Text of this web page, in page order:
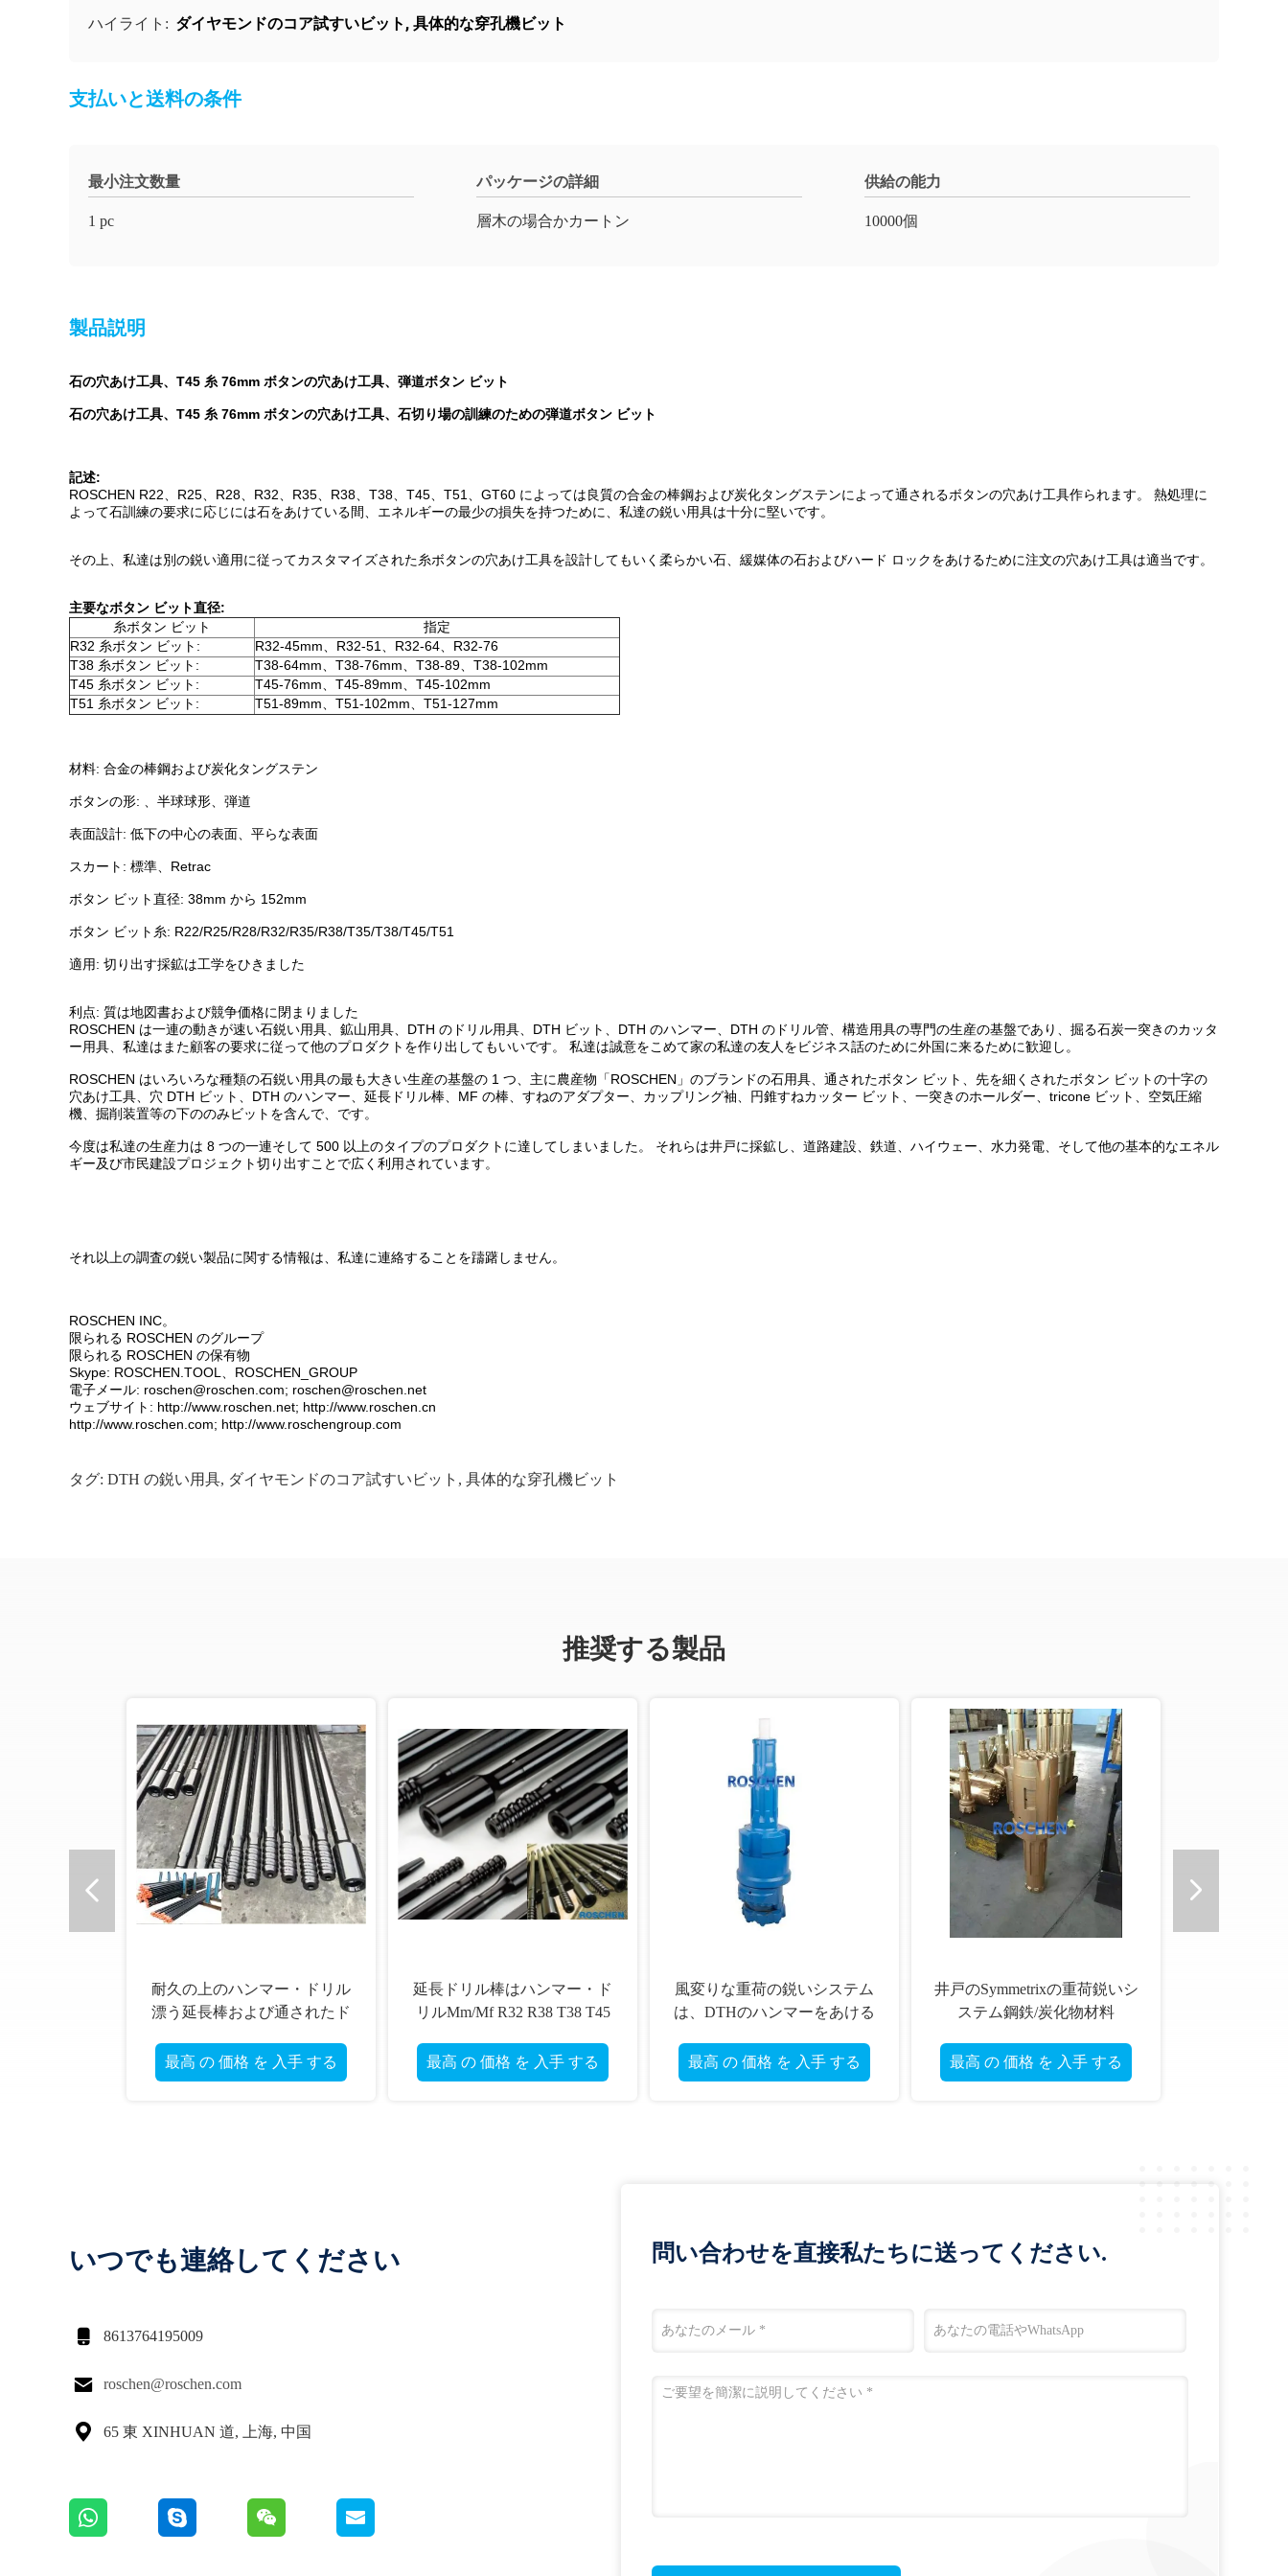
ハイライト: ダイヤモンドのコア試すいビット , 具体的な穿孔機ビット
支払いと送料の条件
最小注文数量
1 pc
パッケージの詳細
層木の場合かカートン
供給の能力
10000個
製品説明
石の穴あけ工具、T45 糸 76mm ボタンの穴あけ工具、弾道ボタン ビット
石の穴あけ工具、T45 糸 76mm ボタンの穴あけ工具、石切り場の訓練のための弾道ボタン ビット
記述:
ROSCHEN R22、R25、R28、R32、R35、R38、T38、T45、T51、GT60 によっては良質の合金の棒鋼および炭化タングステンによって通されるボタンの穴あけ工具作られます。 熱処理に
よって石訓練の要求に応じには石をあけている間、エネルギーの最少の損失を持つために、私達の鋭い用具は十分に堅いです。
その上、私達は別の鋭い適用に従ってカスタマイズされた糸ボタンの穴あけ工具を設計してもいく柔らかい石、緩媒体の石およびハード ロックをあけるために注文の穴あけ工具は適当です。
主要なボタン ビット直径:
糸ボタン ビット
指定
R32 糸ボタン ビット:
R32-45mm、R32-51、R32-64、R32-76
T38 糸ボタン ビット:
T38-64mm、T38-76mm、T38-89、T38-102mm
T45 糸ボタン ビット:
T45-76mm、T45-89mm、T45-102mm
T51 糸ボタン ビット:
T51-89mm、T51-102mm、T51-127mm
材料: 合金の棒鋼および炭化タングステン
ボタンの形: 、半球球形、弾道
表面設計: 低下の中心の表面、平らな表面
スカート: 標準、Retrac
ボタン ビット直径: 38mm から 152mm
ボタン ビット糸: R22/R25/R28/R32/R35/R38/T35/T38/T45/T51
適用: 切り出す採鉱は工学をひきました
利点: 質は地図書および競争価格に閉まりました
ROSCHEN は一連の動きが速い石鋭い用具、鉱山用具、DTH のドリル用具、DTH ビット、DTH のハンマー、DTH のドリル管、構造用具の専門の生産の基盤であり、掘る石炭一突きのカッタ
ー用具、私達はまた顧客の要求に従って他のプロダクトを作り出してもいいです。 私達は誠意をこめて家の私達の友人をビジネス話のために外国に来るために歓迎し。
ROSCHEN はいろいろな種類の石鋭い用具の最も大きい生産の基盤の 1 つ、主に農産物「ROSCHEN」のブランドの石用具、通されたボタン ビット、先を細くされたボタン ビットの十字の
穴あけ工具、穴 DTH ビット、DTH のハンマー、延長ドリル棒、MF の棒、すねのアダプター、カップリング袖、円錐すねカッター ビット、一突きのホールダー、tricone ビット、空気圧縮
機、掘削装置等の下ののみビットを含んで、です。
今度は私達の生産力は 8 つの一連そして 500 以上のタイプのプロダクトに達してしまいました。 それらは井戸に採鉱し、道路建設、鉄道、ハイウェー、水力発電、そして他の基本的なエネル
ギー及び市民建設プロジェクト切り出すことで広く利用されています。
それ以上の調査の鋭い製品に関する情報は、私達に連絡することを躊躇しません。
ROSCHEN INC。
限られる ROSCHEN のグループ
限られる ROSCHEN の保有物
Skype: ROSCHEN.TOOL、ROSCHEN_GROUP
電子メール: roschen@roschen.com; roschen@roschen.net
ウェブサイト: http://www.roschen.net; http://www.roschen.cn
http://www.roschen.com; http://www.roschengroup.com
タグ: DTH の鋭い用具, ダイヤモンドのコア試すいビット , 具体的な穿孔機ビット
推奨する製品
井戸のSymmetrixの重荷鋭いシ
ステム鋼鉄/炭化物材料
最高 の 価格 を 入手 する
R32 地下鉱山のトンネルを掘
る弾道ボタンの穴あけ工具の
最高 の 価格 を 入手 する
鍛造材の送風穴は
R32/R38/T38/T45/T51 糸が付い
最高 の 価格 を 入手 する
石訓練を切り出すための
Hexahedral 空の合金鋼鉄必要
最高 の 価格 を 入手 する
いつでも連絡してください
 8613764195009
 roschen@roschen.com
 65 東 XINHUAN 道, 上海, 中国
問い合わせを直接私たちに送ってください.